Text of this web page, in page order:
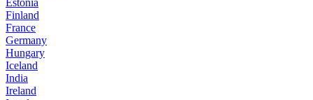
Finland
France
Germany
Hungary
Iceland
India
Ireland